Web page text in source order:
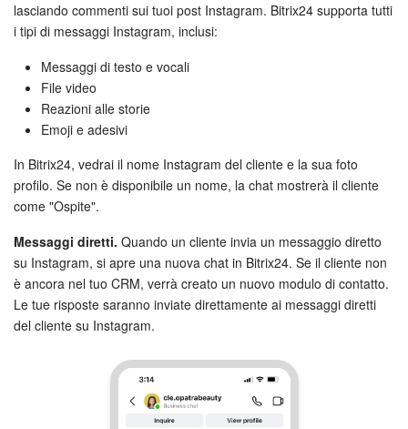
lasciando commenti sui tuoi post Instagram. Bitrix24 supporta tutti
i tipi di messaggi Instagram, inclusi:
Messaggi di testo e vocali
File video
Reazioni alle storie
Emoji e adesivi
In Bitrix24, vedrai il nome Instagram del cliente e la sua foto
profilo. Se non è disponibile un nome, la chat mostrerà il cliente
come "Ospite".
Messaggi diretti. Quando un cliente invia un messaggio diretto
su Instagram, si apre una nuova chat in Bitrix24. Se il cliente non
è ancora nel tuo CRM, verrà creato un nuovo modulo di contatto.
Le tue risposte saranno inviate direttamente ai messaggi diretti
del cliente su Instagram.